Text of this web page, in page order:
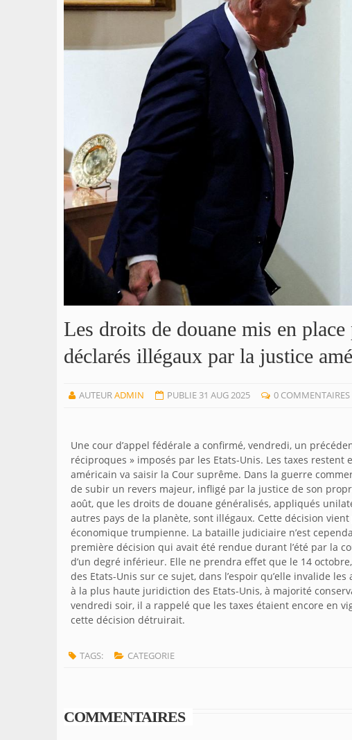
Les droits de douane mis en
déclarés illégaux par la justice
AUTEURADMIN PUBLIE 31 AUG 2025 0 COMMENTAIRES
Une cour d’appel fédérale a confirmé, vendredi, un
réciproques » imposés par les Etats-Unis. Les taxes
américain va saisir la Cour suprême. Dans la guerre
de subir un revers majeur, infligé par la justice de son
août, que les droits de douane généralisés, appliqués
autres pays de la planète, sont illégaux. Cette décision
économique trumpienne. La bataille judiciaire n’est
première décision qui avait été rendue durant l’été par la
d’un degré inférieur. Elle ne prendra effet que le 14
des Etats-Unis sur ce sujet, dans l’espoir qu’elle invalide
à la plus haute juridiction des Etats-Unis, à majorité
vendredi soir, il a rappelé que les taxes étaient encore en
cette décision détruirait.
TAGS: CATEGORIE
COMMENTAIRES